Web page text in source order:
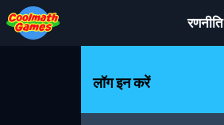
Skip
to
Top
Skip
to
Navigation
Skip
to
Main
Skip
to
Footer
Skip
to
main
रणनीति
लॉग इन करें